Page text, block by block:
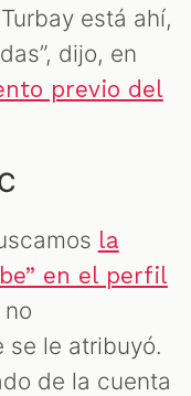
está ahí,
dijo, en
previo del
la
en el perfil
no
se le atribuyó.
de la cuenta